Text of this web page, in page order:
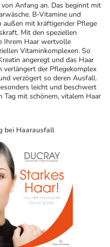
Anfang an. Das beginnt mit
B-Vitamine und
mit kräftigender Pflege
Mit den speziellen
Ihrem Haar wertvolle
Vitaminkomplexen. So
angeregt und das Haar
verlängert der Pflegekomplex
verzögert so deren Ausfall.
leicht und beschwert
Tag mit schönem, vitalem Haar
bei Haarausfall